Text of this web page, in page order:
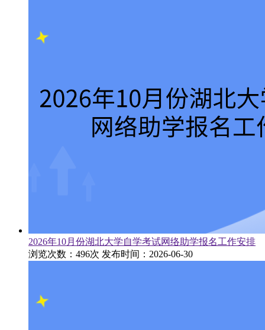
2026年10月份湖北大学自学考试网络助学报名工作安排
浏览次数：496次 发布时间：2026-06-30